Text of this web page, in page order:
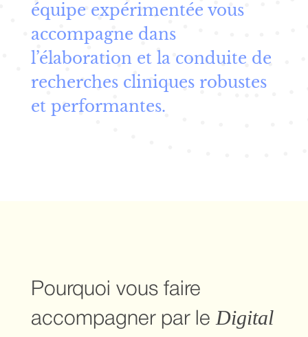
équipe expérimentée vous
accompagne dans
l’élaboration et la conduite de
recherches cliniques robustes
et performantes.
Pourquoi vous faire
accompagner par leDigital